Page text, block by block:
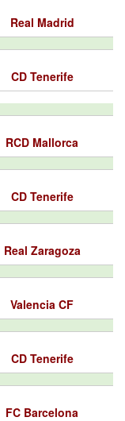
Real Madrid
CD Tenerife
RCD Mallorca
CD Tenerife
Real Zaragoza
Valencia CF
CD Tenerife
FC Barcelona